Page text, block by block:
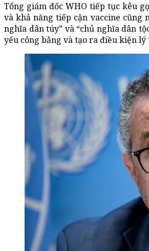
Tổng giám đốc WHO tiếp tục kêu
và khả năng tiếp cận vaccine cũng
nghĩa dân túy” và “chủ nghĩa dân
yếu công bằng và tạo ra điều kiện